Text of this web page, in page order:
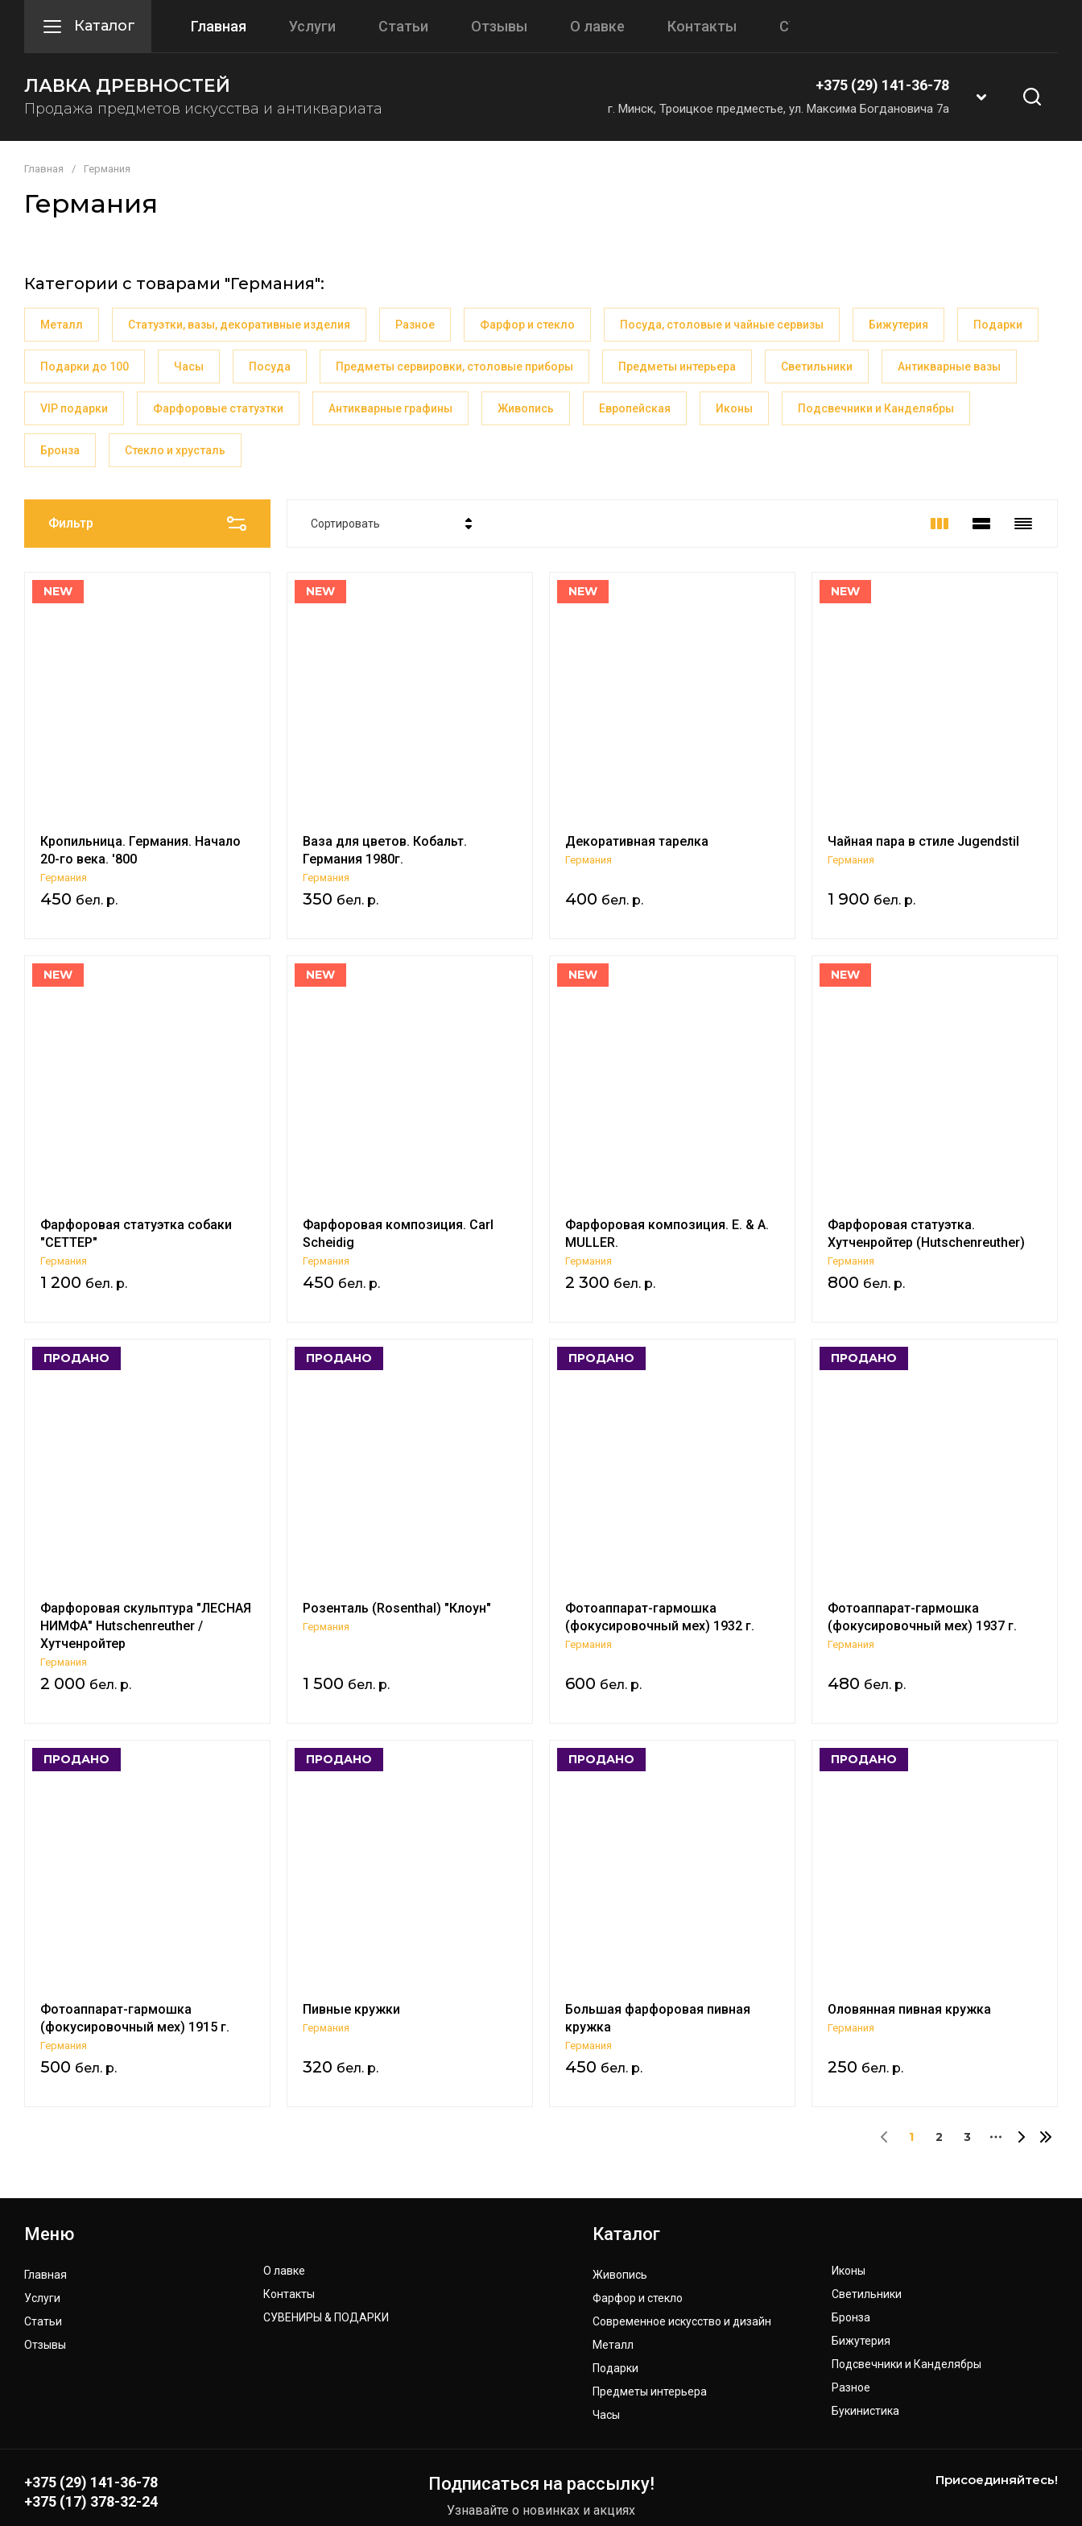
Каталог Главная Услуги Статьи Отзывы О лавке Контакты СУВЕНИРЫ & ПОДАРКИ
ЛАВКА ДРЕВНОСТЕЙ
Продажа предметов искусства и антиквариата
+375 (29) 141-36-78
г. Минск, Троицкое предместье, ул. Максима Богдановича 7а
Главная / Германия
Германия
Категории с товарами "Германия":
Металл Статуэтки, вазы, декоративные изделия Разное Фарфор и стекло Посуда, столовые и чайные сервизы Бижутерия Подарки
Подарки до 100 Часы Посуда Предметы сервировки, столовые приборы Предметы интерьера Светильники Антикварные вазы
VIP подарки Фарфоровые статуэтки Антикварные графины Живопись Европейская Иконы Подсвечники и Канделябры
Бронза Стекло и хрусталь
Фильтр Сортировать
NEW
Кропильница. Германия. Начало
20-го века. '800
Германия
450 бел. р.
NEW
Ваза для цветов. Кобальт.
Германия 1980г.
Германия
350 бел. р.
NEW
Декоративная тарелка
Германия
400 бел. р.
NEW
Чайная пара в стиле Jugendstil
Германия
1 900 бел. р.
NEW
Фарфоровая статуэтка собаки
"СЕТТЕР"
Германия
1 200 бел. р.
NEW
Фарфоровая композиция. Carl
Scheidig
Германия
450 бел. р.
NEW
Фарфоровая композиция. E. & A.
MULLER.
Германия
2 300 бел. р.
NEW
Фарфоровая статуэтка.
Хутченройтер (Hutschenreuther)
Германия
800 бел. р.
ПРОДАНО
Фарфоровая скульптура "ЛЕСНАЯ
НИМФА" Hutschenreuther /
Хутченройтер
Германия
2 000 бел. р.
ПРОДАНО
Розенталь (Rosenthal) "Клоун"
Германия
1 500 бел. р.
ПРОДАНО
Фотоаппарат-гармошка
(фокусировочный мех) 1932 г.
Германия
600 бел. р.
ПРОДАНО
Фотоаппарат-гармошка
(фокусировочный мех) 1937 г.
Германия
480 бел. р.
ПРОДАНО
Фотоаппарат-гармошка
(фокусировочный мех) 1915 г.
Германия
500 бел. р.
ПРОДАНО
Пивные кружки
Германия
320 бел. р.
ПРОДАНО
Большая фарфоровая пивная
кружка
Германия
450 бел. р.
ПРОДАНО
Оловянная пивная кружка
Германия
250 бел. р.
1 2 3
Меню
Главная
Услуги
Статьи
Отзывы
О лавке
Контакты
СУВЕНИРЫ & ПОДАРКИ
Каталог
Живопись
Фарфор и стекло
Современное искусство и дизайн
Металл
Подарки
Предметы интерьера
Часы
Иконы
Светильники
Бронза
Бижутерия
Подсвечники и Канделябры
Разное
Букинистика
+375 (29) 141-36-78
+375 (17) 378-32-24
Подписаться на рассылку!
Узнавайте о новинках и акциях
Присоединяйтесь!